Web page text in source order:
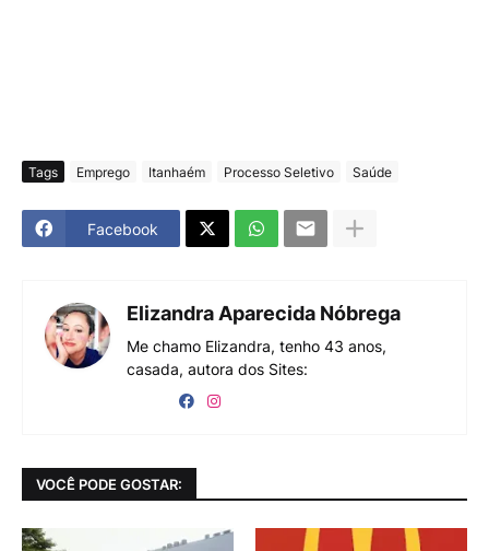
Tags Emprego Itanhaém Processo Seletivo Saúde
Facebook
Elizandra Aparecida Nóbrega
Me chamo Elizandra, tenho 43 anos,
casada, autora dos Sites:
VOCÊ PODE GOSTAR: